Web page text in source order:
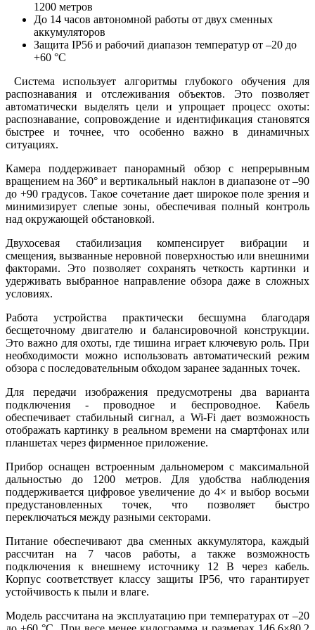
1200 метров
До 14 часов автономной работы от двух сменных
аккумуляторов
Защита IP56 и рабочий диапазон температур от –20 до
+60 °C
Система использует алгоритмы глубокого обучения для
распознавания и отслеживания объектов. Это позволяет
автоматически выделять цели и упрощает процесс охоты:
распознавание, сопровождение и идентификация становятся
быстрее и точнее, что особенно важно в динамичных
ситуациях.
Камера поддерживает панорамный обзор с непрерывным
вращением на 360° и вертикальный наклон в диапазоне от –90
до +90 градусов. Такое сочетание дает широкое поле зрения и
минимизирует слепые зоны, обеспечивая полный контроль
над окружающей обстановкой.
Двухосевая стабилизация компенсирует вибрации и
смещения, вызванные неровной поверхностью или внешними
факторами. Это позволяет сохранять четкость картинки и
удерживать выбранное направление обзора даже в сложных
условиях.
Работа устройства практически бесшумна благодаря
бесщеточному двигателю и балансировочной конструкции.
Это важно для охоты, где тишина играет ключевую роль. При
необходимости можно использовать автоматический режим
обзора с последовательным обходом заранее заданных точек.
Для передачи изображения предусмотрены два варианта
подключения - проводное и беспроводное. Кабель
обеспечивает стабильный сигнал, а Wi-Fi дает возможность
отображать картинку в реальном времени на смартфонах или
планшетах через фирменное приложение.
Прибор оснащен встроенным дальномером с максимальной
дальностью до 1200 метров. Для удобства наблюдения
поддерживается цифровое увеличение до 4× и выбор восьми
предустановленных точек, что позволяет быстро
переключаться между разными секторами.
Питание обеспечивают два сменных аккумулятора, каждый
рассчитан на 7 часов работы, а также возможность
подключения к внешнему источнику 12 В через кабель.
Корпус соответствует классу защиты IP56, что гарантирует
устойчивость к пыли и влаге.
Модель рассчитана на эксплуатацию при температурах от –20